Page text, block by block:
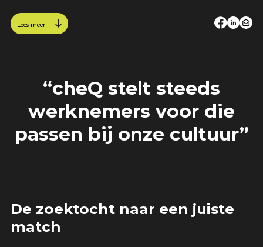
Lees meer
“cheQ stelt steeds
werknemers voor die
passen bij onze cultuur”
De zoektocht naar een juiste
match